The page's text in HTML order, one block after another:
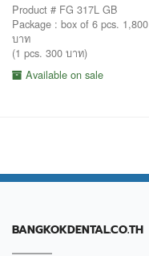
Product # FG 317L GB
Package : box of 6 pcs. 1,800
บาท
(1 pcs. 300 บาท)
Available on sale
BANGKOKDENTAL.CO.TH